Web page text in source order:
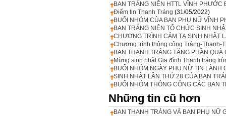
BAN TRÁNG NIÊN HTTL VĨNH
Điểm tin Thanh Tráng (31/05/2022)
BUỔI NHÓM CỦA BAN PHỤ NỮ VĨNH
BAN TRÁNG NIÊN TỔ CHỨC SINH
CHƯƠNG TRÌNH CẢM TẠ SINH NHẬT
Chương trình thông công Tráng-Thanh-
BAN THANH TRÁNG TẶNG PHẦN QUÀ
Mừng sinh nhật Gia đình Thanh tráng
BUỔI NHÓM NGÀY PHỤ NỮ TIN
SINH NHẬT LẦN THỨ 28 CỦA BAN
BUỔI NHÓM THÔNG CÔNG CÁC BAN
Những tin cũ hơn
BAN THANH TRÁNG VÀ BAN PHỤ NỮ